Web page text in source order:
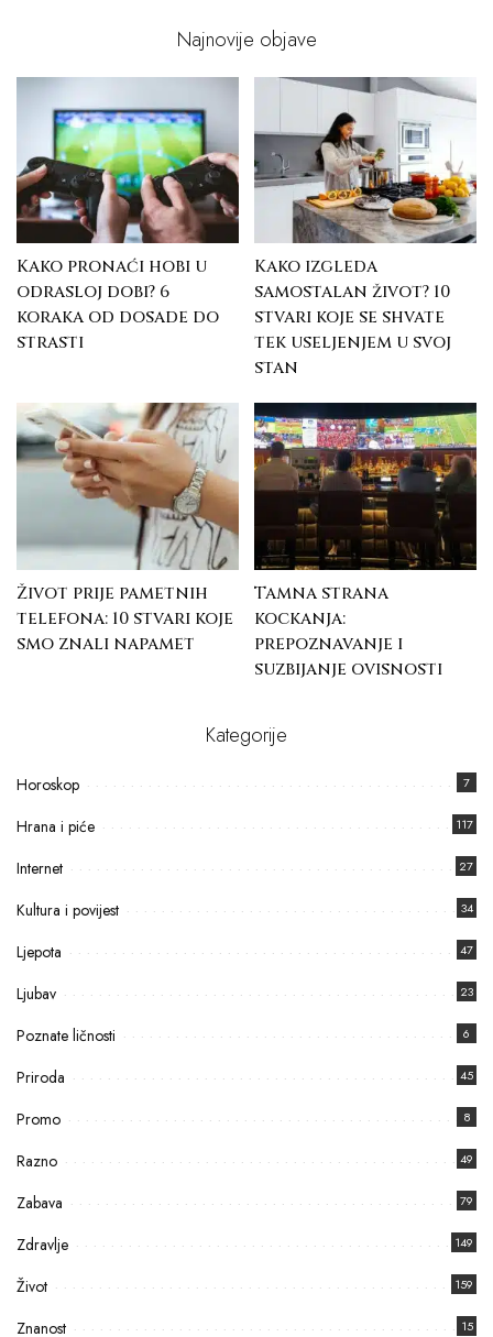
Najnovije objave
Kako pronaći hobi u
odrasloj dobi? 6
koraka od dosade do
strasti
Kako izgleda
samostalan život? 10
stvari koje se shvate
tek useljenjem u svoj
stan
Život prije pametnih
telefona: 10 stvari koje
smo znali napamet
Tamna strana
kockanja:
prepoznavanje i
suzbijanje ovisnosti
Kategorije
Horoskop 7
Hrana i piće 117
Internet 27
Kultura i povijest 34
Ljepota 47
Ljubav 23
Poznate ličnosti 6
Priroda 45
Promo 8
Razno 49
Zabava 79
Zdravlje 149
Život 159
Znanost 15